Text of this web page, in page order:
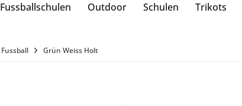
Fussballschulen Outdoor Schulen Trikots
Fussball Grün Weiss Holt